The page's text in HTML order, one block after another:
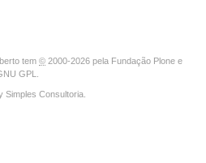
tem © 2000-2026 pela Fundação Plone e
GPL
Simples Consultoria